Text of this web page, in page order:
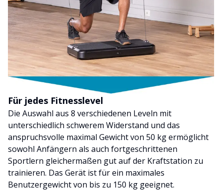
Für jedes Fitnesslevel
Die Auswahl aus 8 verschiedenen Leveln mit
unterschiedlich schwerem Widerstand und das
anspruchsvolle maximal Gewicht von 50 kg ermöglicht
sowohl Anfängern als auch fortgeschrittenen
Sportlern gleichermaßen gut auf der Kraftstation zu
trainieren. Das Gerät ist für ein maximales
Benutzergewicht von bis zu 150 kg geeignet.